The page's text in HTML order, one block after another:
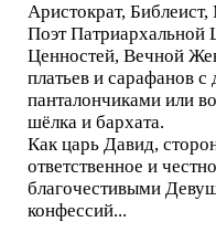
Аристократ,
Поэт Патриархальной
Ценностей, Вечной
платьев и сарафанов
панталончиками или
шёлка и бархата.
Как царь Давид,
ответственное и
благочестивыми
конфессий...